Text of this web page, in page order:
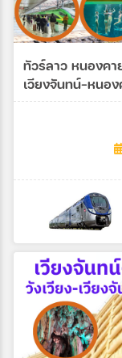
ทัวร์ลาว หนองค
เวียงจันทน์-หนอ